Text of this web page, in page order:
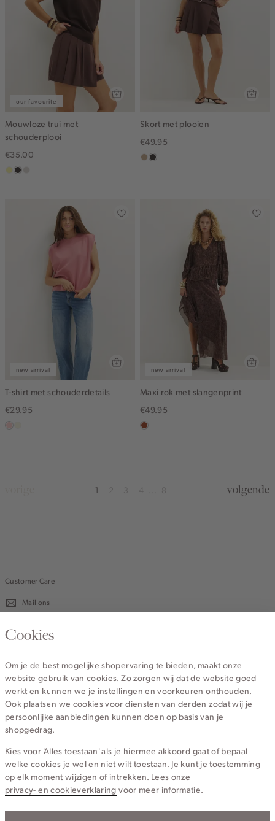
our favourite
Mouwloze trui met
schouderplooi
€35.00
lichtgeel
choco
Skort met plooien
€49.95
zandchoco
new arrival
T-shirt met schouderdetails
€29.95
new arrival
Maxi rok met slangenprint
€49.95
bruin
1 volgende
Customer Care
Mail ons
020 - 3412 670
Service
Wij zijn Cotton Club
Topcategorieën voor jou
Cookies
Om je de best mogelijke shopervaring te bieden, maakt onze
website gebruik van cookies. Zo zorgen wij dat de website goed
werkt en kunnen we je instellingen en voorkeuren onthouden.
Ook plaatsen we cookies voor diensten van derden zodat wij je
persoonlijke aanbiedingen kunnen doen op basis van je
shopgedrag.
Kies voor 'Alles toestaan' als je hiermee akkoord gaat of bepaal
welke cookies je wel en niet wilt toestaan. Je kunt je toestemming
op elk moment wijzigen of intrekken. Lees onze
privacy- en cookieverklaring voor meer informatie.